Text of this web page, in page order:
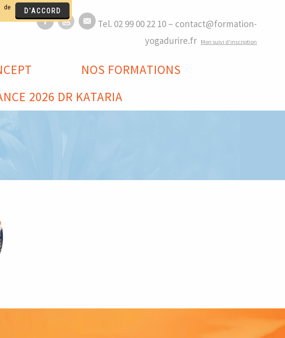
Tel. 02 99 00 22 10 – contact@formation-
yogadurire.fr Mon suivi d’inscription
NOS FORMATIONS
2026 DR KATARIA